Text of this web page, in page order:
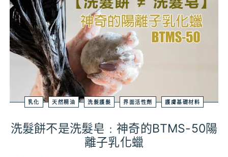
乳化 天然精油 洗髮護髮 界面活性劑 護膚基礎材料
洗髮餅不是洗髮皂﹕神奇的BTMS-50陽
離子乳化蠟